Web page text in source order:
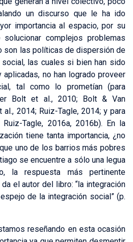
un discurso que le ha ido
importancia al espacio, por su
complejos problemas
son las políticas de dispersión de
las cuales si bien han sido
no han logrado proveer
tal como lo prometían (para
Bolt et al., 2010; Bolt & Van
al., 2014; Ruiz-Tagle, 2014; y para
Tagle, 2016a, 2016b). En la
tiene tanta importancia, ¿no
uno de los barrios más pobres
se encuentre a sólo una legua
la respuesta más pertinente
el autor del libro: “la integración
de la integración social” (p.
reseñando en esta ocasión